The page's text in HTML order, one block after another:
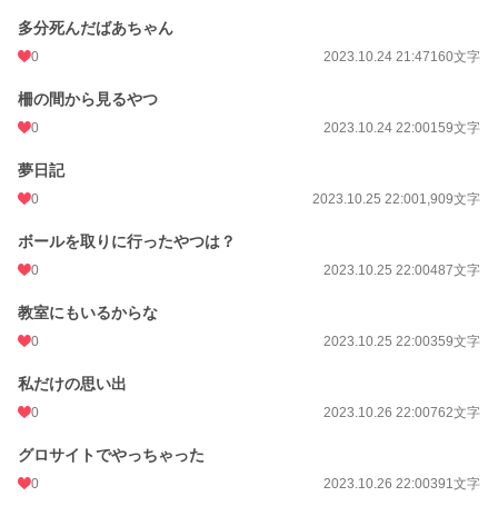
多分死んだばあちゃん
0 2023.10.24 21:47160文字
柵の間から見るやつ
0 2023.10.24 22:00159文字
夢日記
0 2023.10.25 22:001,909文字
ボールを取りに行ったやつは？
0 2023.10.25 22:00487文字
教室にもいるからな
0 2023.10.25 22:00359文字
私だけの思い出
0 2023.10.26 22:00762文字
グロサイトでやっちゃった
0 2023.10.26 22:00391文字